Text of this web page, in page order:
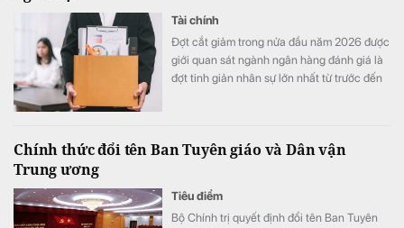
Tài chính
Đợt cắt giảm trong nửa đầu năm 2026 được
giới quan sát ngành ngân hàng đánh giá là
đợt tinh giản nhân sự lớn nhất từ trước đến
Chính thức đổi tên Ban Tuyên giáo và Dân vận
Trung ương
Tiêu điểm
Bộ Chính trị quyết định đổi tên Ban Tuyên